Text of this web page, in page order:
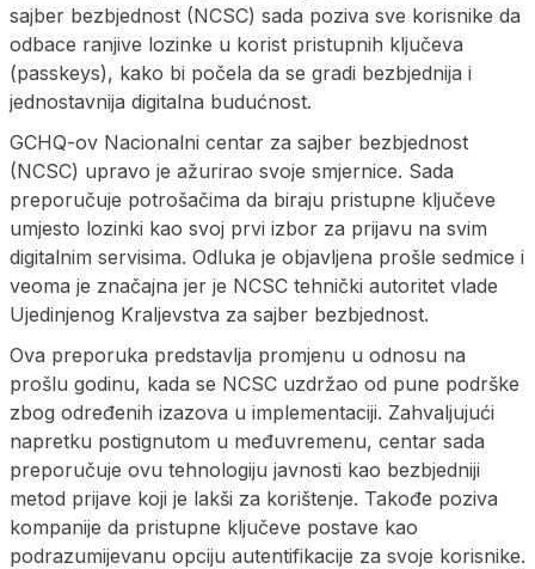
sajber bezbjednost (NCSC) sada poziva sve korisnike da
odbace ranjive lozinke u korist pristupnih ključeva
(passkeys), kako bi počela da se gradi bezbjednija i
jednostavnija digitalna budućnost.
GCHQ-ov Nacionalni centar za sajber bezbjednost
(NCSC) upravo je ažurirao svoje smjernice. Sada
preporučuje potrošačima da biraju pristupne ključeve
umjesto lozinki kao svoj prvi izbor za prijavu na svim
digitalnim servisima. Odluka je objavljena prošle sedmice i
veoma je značajna jer je NCSC tehnički autoritet vlade
Ujedinjenog Kraljevstva za sajber bezbjednost.
Ova preporuka predstavlja promjenu u odnosu na
prošlu godinu, kada se NCSC uzdržao od pune podrške
zbog određenih izazova u implementaciji. Zahvaljujući
napretku postignutom u međuvremenu, centar sada
preporučuje ovu tehnologiju javnosti kao bezbjedniji
metod prijave koji je lakši za korištenje. Takođe poziva
kompanije da pristupne ključeve postave kao
podrazumijevanu opciju autentifikacije za svoje korisnike.